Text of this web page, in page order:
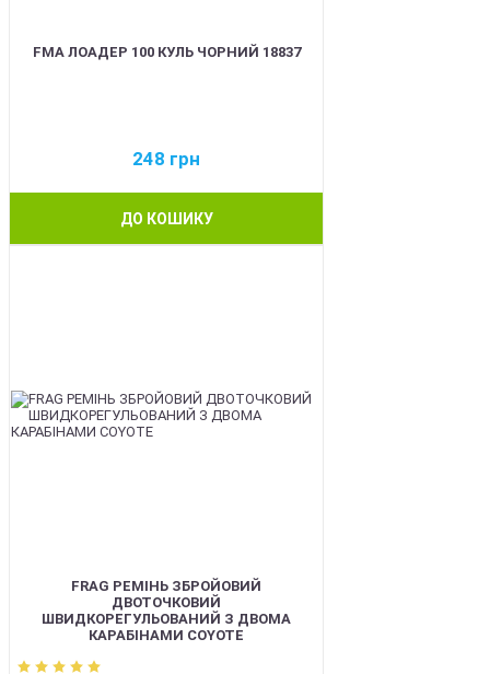
FMA ЛОАДЕР 100 КУЛЬ ЧОРНИЙ 18837
248 грн
ДО КОШИКУ
FRAG РЕМІНЬ ЗБРОЙОВИЙ
ДВОТОЧКОВИЙ
ШВИДКОРЕГУЛЬОВАНИЙ З ДВОМА
КАРАБІНАМИ COYOTE